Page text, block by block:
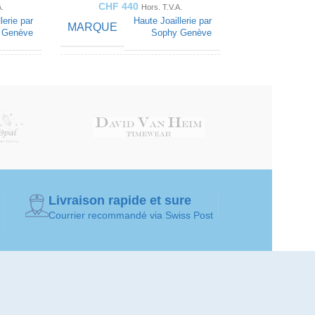
par
Diamants
ronds
jaune
CHF 440 Hors. T.V.A.
MARQUE
Haute Joaillerie par
Sophy Genève
STYLES DE
Diamants
PRÉCIEUSE
jaune
SOLITAIRE
Livraison rapide et sure
Courrier recommandé via Swiss Post